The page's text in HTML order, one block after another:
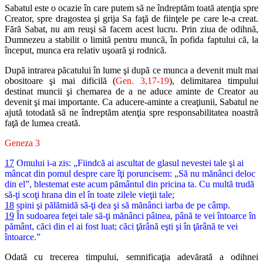
Sabatul este o ocazie în care putem să ne îndreptăm toată atenţia spre
Creator, spre dragostea şi grija Sa faţă de fiinţele pe care le-a creat.
Fără Sabat, nu am reuşi să facem acest lucru. Prin ziua de odihnă,
Dumnezeu a stabilit o limită pentru muncă, în pofida faptului că, la
început, munca era relativ uşoară şi rodnică.
După intrarea păcatului în lume şi după ce munca a devenit mult mai
obositoare şi mai dificilă (Gen. 3,17-19), delimitarea timpului
destinat muncii şi chemarea de a ne aduce aminte de Creator au
devenit şi mai importante. Ca aducere-aminte a creaţiunii, Sabatul ne
ajută totodată să ne îndreptăm atenţia spre responsabilitatea noastră
faţă de lumea creată.
Geneza 3
17 Omului i-a zis: „Fiindcă ai ascultat de glasul nevestei tale şi ai
mâncat din pomul despre care îţi poruncisem: „Să nu mănânci deloc
din el”, blestemat este acum pământul din pricina ta. Cu multă trudă
să-ţi scoţi hrana din el în toate zilele vieţii tale;
18 spini şi pălămidă să-ţi dea şi să mănânci iarba de pe câmp.
19 În sudoarea feţei tale să-ţi mănânci pâinea, până te vei întoarce în
pământ, căci din el ai fost luat; căci ţărână eşti şi în ţărână te vei
întoarce.”
Odată cu trecerea timpului, semnificaţia adevărată a odihnei